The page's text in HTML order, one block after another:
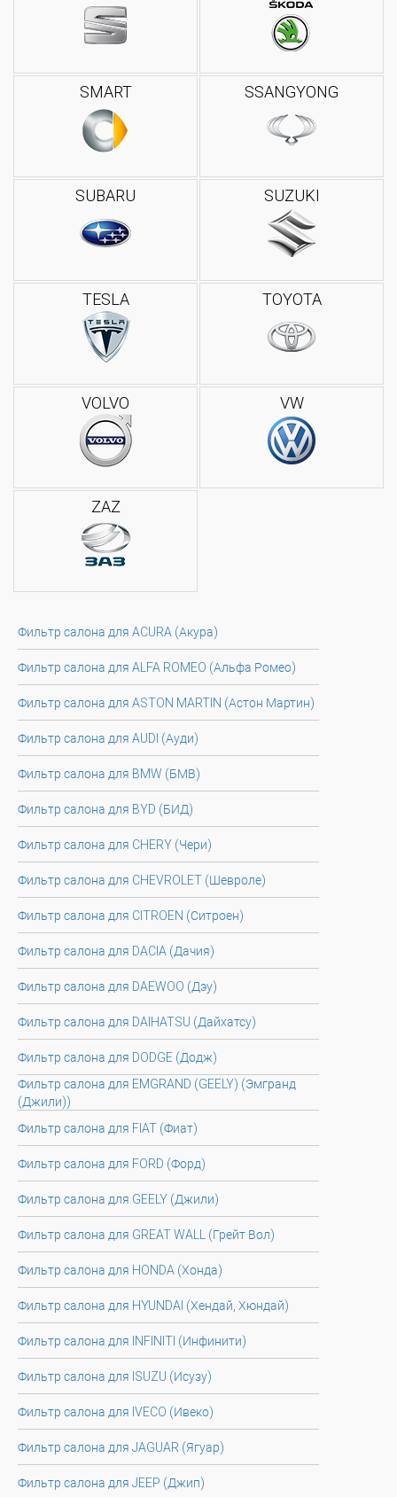
SMART SSANGYONG
SUBARU SUZUKI
TESLA TOYOTA
VOLVO VW
ZAZ
Фильтр салона для ACURA (Акура)
Фильтр салона для ALFA ROMEO (Альфа Ромео)
Фильтр салона для ASTON MARTIN (Астон Мартин)
Фильтр салона для AUDI (Ауди)
Фильтр салона для BMW (БМВ)
Фильтр салона для BYD (БИД)
Фильтр салона для CHERY (Чери)
Фильтр салона для CHEVROLET (Шевроле)
Фильтр салона для CITROEN (Ситроен)
Фильтр салона для DACIA (Дачия)
Фильтр салона для DAEWOO (Дэу)
Фильтр салона для DAIHATSU (Дайхатсу)
Фильтр салона для DODGE (Додж)
Фильтр салона для EMGRAND (GEELY) (Эмгранд
(Джили))
Фильтр салона для FIAT (Фиат)
Фильтр салона для FORD (Форд)
Фильтр салона для GEELY (Джили)
Фильтр салона для GREAT WALL (Грейт Вол)
Фильтр салона для HONDA (Хонда)
Фильтр салона для HYUNDAI (Хендай, Хюндай)
Фильтр салона для INFINITI (Инфинити)
Фильтр салона для ISUZU (Исузу)
Фильтр салона для IVECO (Ивеко)
Фильтр салона для JAGUAR (Ягуар)
Фильтр салона для JEEP (Джип)